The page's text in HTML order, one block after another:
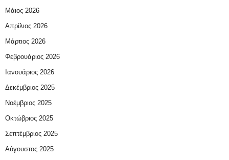
Μάιος 2026
Απρίλιος 2026
Μάρτιος 2026
Φεβρουάριος 2026
Ιανουάριος 2026
Δεκέμβριος 2025
Νοέμβριος 2025
Οκτώβριος 2025
Σεπτέμβριος 2025
Αύγουστος 2025